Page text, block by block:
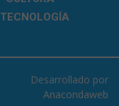
TECNOLOGÍA
Desarrollado por
Anacondaweb